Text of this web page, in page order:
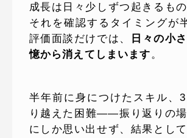
成長は日々少しずつ起きるもの
それを確認するタイミングが
評価面談だけでは、
日々の小
憶から消えてしまいます 。
半年前に身につけたスキル、
り越えた困難——振り返りの
にしか思い出せず、結果とし